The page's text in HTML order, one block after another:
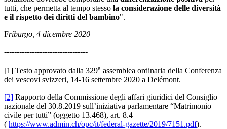
tutti, che permetta al tempo stesso la considerazione delle diversità
e il rispetto dei diritti del bambino".
Friburgo, 4 dicembre 2020
---------------------------------
[1] Testo approvato dalla 329a assemblea ordinaria della Conferenza
dei vescovi svizzeri, 14-16 settembre 2020 a Delémont.
[2] Rapporto della Commissione degli affari giuridici del Consiglio
nazionale del 30.8.2019 sull’iniziativa parlamentare “Matrimonio
civile per tutti” (oggetto 13.468), art. 8.4
( https://www.admin.ch/opc/it/federal-gazette/2019/7151.pdf).